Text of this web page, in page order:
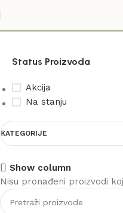
Status Proizvoda
Akcija
Na stanju
KATEGORIJE
Stolice
Akcija
Show column
Nisu pronađeni proizvodi